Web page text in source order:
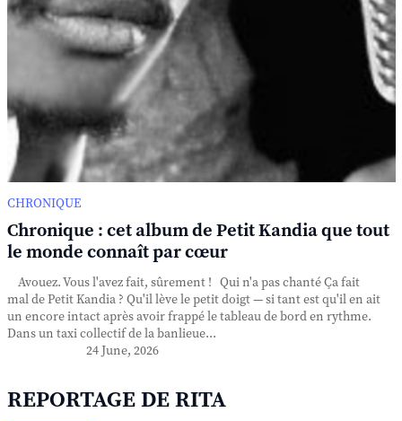
CHRONIQUE
Chronique : cet album de Petit Kandia que tout
le monde connaît par cœur
Avouez. Vous l'avez fait, sûrement ! Qui n'a pas chanté Ça fait
mal de Petit Kandia ? Qu'il lève le petit doigt — si tant est qu'il en ait
un encore intact après avoir frappé le tableau de bord en rythme.
Dans un taxi collectif de la banlieue...
24 June, 2026
REPORTAGE DE RITA